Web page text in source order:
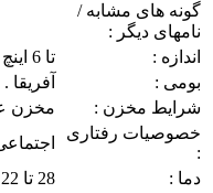
گونه های مشابه /
نامهای دیگر :
اندازه :
تا 6 اینچ ( 15 سانتیمتر)
بومی :
آفریقا
شرایط مخزن :
مخزن
خصوصیات رفتاری
:
دما :
28 تا 22 درجه سانتیگراد (82 تا 72 فارنهایت)